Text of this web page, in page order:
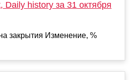
history за 31 октября
закрытия Изменение, %